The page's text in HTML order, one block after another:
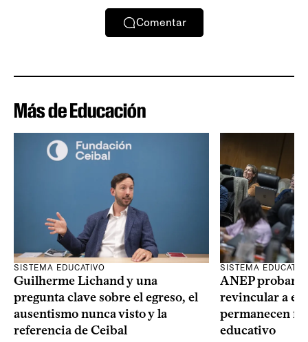
Comentar
Más de Educación
SISTEMA EDUCATIVO
Guilherme Lichand y una
pregunta clave sobre el egreso, el
ausentismo nunca visto y la
referencia de Ceibal
SISTEMA
ANEP probará
revincular a
permanecen
educativo